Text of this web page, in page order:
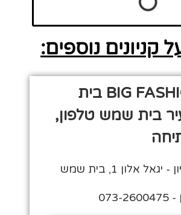
קניונים נוספים:
קניון BIG FASHION בית
בית שמש טלפון,
אלון 1, בית שמש